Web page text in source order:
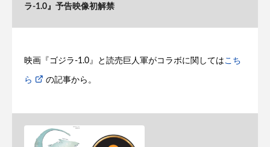
ラ-1.0』予告映像初解禁
映画『ゴジラ-1.0』と読売巨人軍がコラボに関してはこち
ら の記事から。